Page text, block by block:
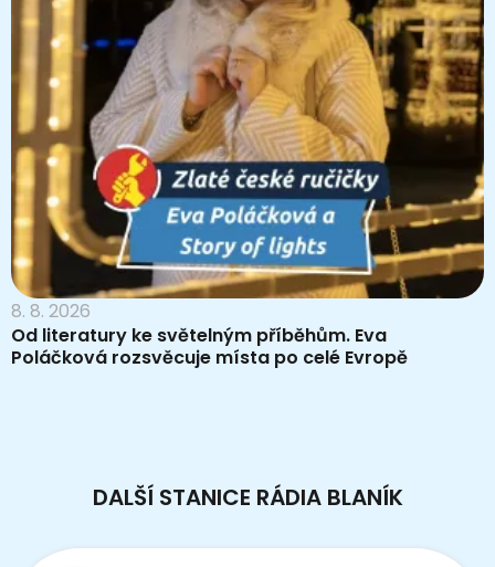
8. 8. 2026
Od literatury ke světelným příběhům. Eva
Poláčková rozsvěcuje místa po celé Evropě
DALŠÍ STANICE RÁDIA BLANÍK